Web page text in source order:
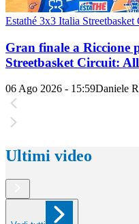
Estathé 3x3 Italia Streetbasket
Gran finale a Riccione
Streetbasket Circuit:
06 Ago 2026 - 15:59Daniele
Ultimi video